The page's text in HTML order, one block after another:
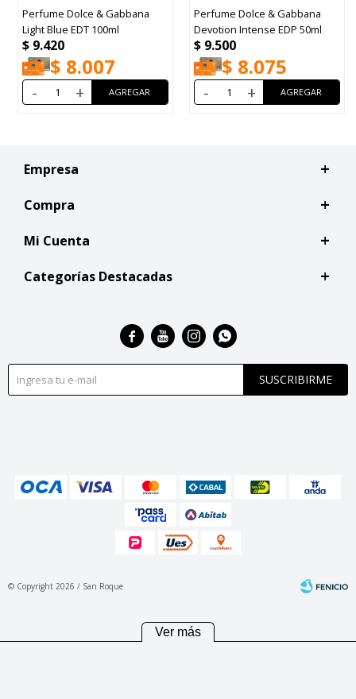
Perfume Dolce & Gabbana
Light Blue EDT 100ml
9.420
$8.007
+
Perfume Dolce & Gabbana
Devotion Intense EDP 50ml
9.500
$8.075
+
Empresa
Compra
Mi Cuenta
Categorías Destacadas
SUSCRIBIRME
   
© Copyright 2026 / San Roque
Ver más